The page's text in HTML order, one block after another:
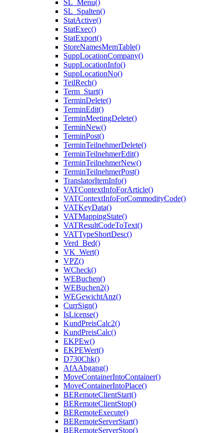
SL_Menu()
SL_Spalten()
StatActive()
StatExec()
StatExport()
StoreNamesMemTable()
SuppLocationCompany()
SuppLocationInfo()
SuppLocationNo()
TeilRech()
Term_Start()
TerminDelete()
TerminEdit()
TerminMeetingDelete()
TerminNew()
TerminPost()
TerminTeilnehmerDelete()
TerminTeilnehmerEdit()
TerminTeilnehmerNew()
TerminTeilnehmerPost()
TranslatorItemInfo()
VATContextInfoForArticle()
VATContextInfoForCommodityCode()
VATKeyData()
VATMappingState()
VATResultCodeToText()
VATTypeShortDesc()
Verd_Bed()
VK_Wert()
VPZ()
WCheck()
WEBuchen()
WEBuchen2()
WEGewichtAnz()
CurrSign()
IsLicense()
KundPreisCalc2()
KundPreisCalc()
EKPEw()
EKPEWert()
D730Chk()
AfAAbgang()
MoveContainerIntoContainer()
MoveContainerIntoPlace()
BERemoteClientStart()
BERemoteClientStop()
BERemoteExecute()
BERemoteServerStart()
BERemoteServerStop()